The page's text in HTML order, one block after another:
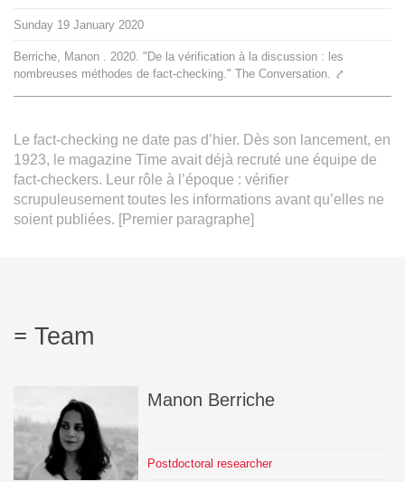
Team
The médialab
FR|EN
Sunday 19 January 2020
Berriche, Manon . 2020. "De la vérification à la discussion : les
nombreuses méthodes de fact-checking." The Conversation.
⤤
Le fact-checking ne date pas d’hier. Dès son lancement, en
1923, le magazine Time avait déjà recruté une équipe de
fact-checkers. Leur rôle à l’époque : vérifier
scrupuleusement toutes les informations avant qu’elles ne
soient publiées. [Premier paragraphe]
Team
Manon Berriche
Postdoctoral researcher